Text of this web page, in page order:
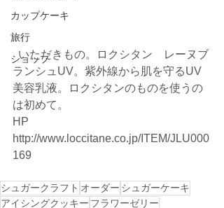
カップケーキ
旅行
ショップ
  いただきもの。ロクシタン　レーヌブ
ランシュUV。紫外線から肌を守るUV
美容乳液。ロクシタンのものを使うの
は初めて。
HP
http://www.loccitane.co.jp/ITEM/JLU000
169
シュガークラフト オーダー シュガーケーキ
アイシングクッキー フラワーゼリー